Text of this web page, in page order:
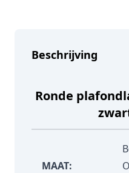
Beschrijving
Ronde
MAAT: